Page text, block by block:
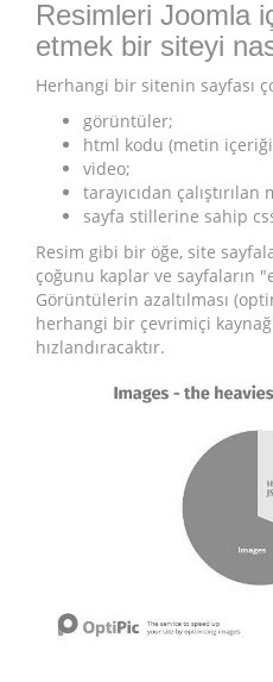
Resimleri Joomla
etmek bir siteyi
Herhangi bir sitenin sayfası
görüntüler;
html kodu (metin
video;
tarayıcıdan
sayfa stillerine sahip
Resim gibi bir öğe, site
çoğunu kaplar ve sayfaların
Görüntülerin azaltılması
herhangi bir çevrimiçi
hızlandıracaktır.